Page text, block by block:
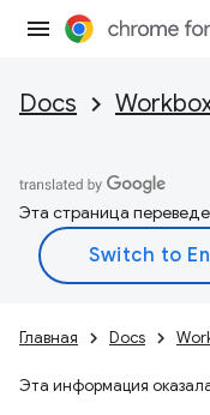
Docs
Эта страница
Главная Docs
Эта информация